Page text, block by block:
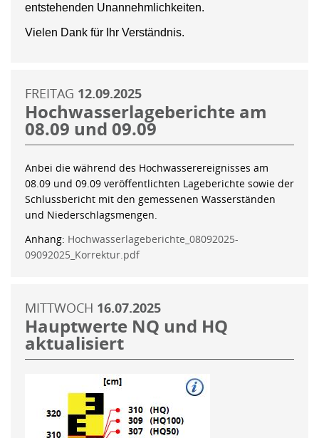
entstehenden Unannehmlichkeiten.
Vielen Dank für Ihr Verständnis.
FREITAG 12.09.2025
Hochwasserlageberichte am
08.09 und 09.09
Anbei die während des Hochwasserereignisses am
08.09 und 09.09 veröffentlichten Lageberichte sowie der
Schlussbericht mit den gemessenen Wasserständen
und Niederschlagsmengen.
Anhang: Hochwasserlageberichte_08092025-
09092025_Korrektur.pdf
MITTWOCH 16.07.2025
Hauptwerte NQ und HQ
aktualisiert